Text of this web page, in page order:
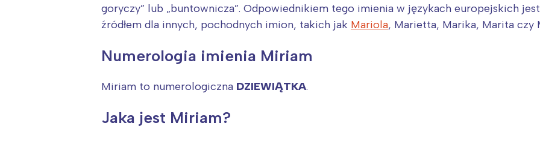
goryczy” lub „buntownicza”. Odpowiednikiem tego imienia w językach europejskich
źródłem dla innych, pochodnych imion, takich jak Mariola, Marietta, Marika, Marita czy
Numerologia imienia Miriam
Miriam to numerologiczna DZIEWIĄTKA.
Jaka jest Miriam?